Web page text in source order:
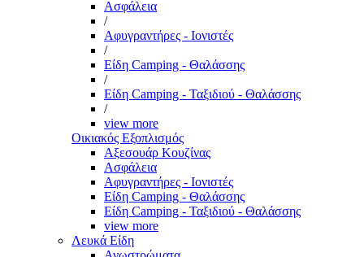
Ασφάλεια
/
Αφυγραντήρες - Ιονιστές
/
Είδη Camping - Θαλάσσης
/
Είδη Camping - Ταξιδιού - Θαλάσσης
/
view more
Οικιακός Εξοπλισμός
Αξεσουάρ Κουζίνας
Ασφάλεια
Αφυγραντήρες - Ιονιστές
Είδη Camping - Θαλάσσης
Είδη Camping - Ταξιδιού - Θαλάσσης
view more
Λευκά Είδη